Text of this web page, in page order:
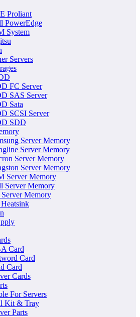
Proliant
PowerEdge
System
Servers
FC Server
SAS Server
Sata
SCSI Server
SDD
Server Memory
Server Memory
Server Memory
Server Memory
Server Memory
Server Memory
Server Memory
Card
Card
Card
Cards
For Servers
Kit & Tray
Parts